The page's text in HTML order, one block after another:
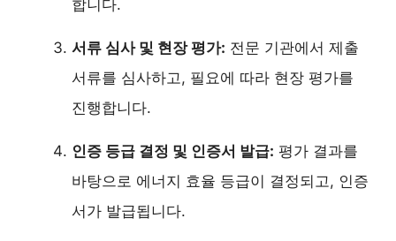
합니다.
서류 심사 및 현장 평가: 전문 기관에서 제출
서류를 심사하고, 필요에 따라 현장 평가를
진행합니다.
인증 등급 결정 및 인증서 발급: 평가 결과를
바탕으로 에너지 효율 등급이 결정되고, 인증
서가 발급됩니다.